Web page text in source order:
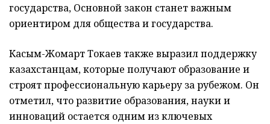
государства, Основной закон станет важным
ориентиром для общества и государства.
Касым-Жомарт Токаев также выразил поддержку
казахстанцам, которые получают образование и
строят профессиональную карьеру за рубежом. Он
отметил, что развитие образования, науки и
инноваций остается одним из ключевых